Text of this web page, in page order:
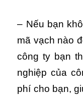
– Nếu bạn
mã vạch nào
công ty bạn
nghiệp của
phí cho bạn,